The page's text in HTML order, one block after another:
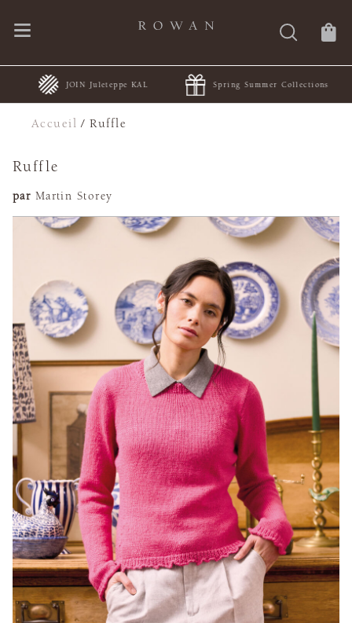
JOIN Juleteppe KAL Spring Summer Collections
Accueil /Ruffle
Ruffle
par Martin Storey